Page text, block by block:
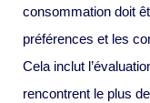
consommation doit
préférences et les
Cela inclut
rencontrent le plus